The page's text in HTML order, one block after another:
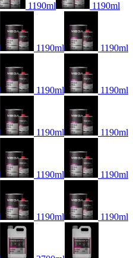
1190ml 1190ml
1190ml 1190ml
1190ml 1190ml
1190ml 1190ml
1190ml 1190ml
1190ml 1190ml